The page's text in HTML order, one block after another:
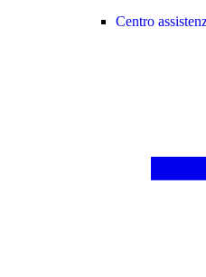
Centro